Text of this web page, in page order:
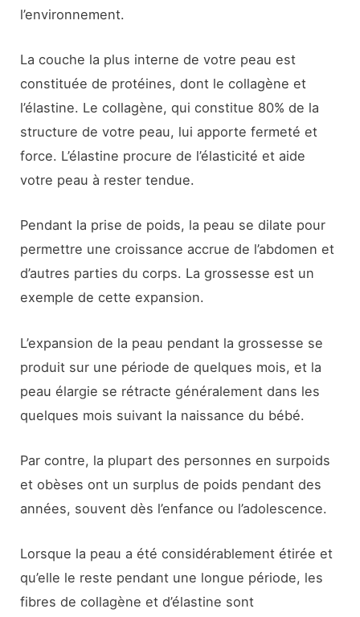
l’environnement.
La couche la plus interne de votre peau est
constituée de protéines, dont le collagène et
l’élastine. Le collagène, qui constitue 80% de la
structure de votre peau, lui apporte fermeté et
force. L’élastine procure de l’élasticité et aide
votre peau à rester tendue.
Pendant la prise de poids, la peau se dilate pour
permettre une croissance accrue de l’abdomen et
d’autres parties du corps. La grossesse est un
exemple de cette expansion.
L’expansion de la peau pendant la grossesse se
produit sur une période de quelques mois, et la
peau élargie se rétracte généralement dans les
quelques mois suivant la naissance du bébé.
Par contre, la plupart des personnes en surpoids
et obèses ont un surplus de poids pendant des
années, souvent dès l’enfance ou l’adolescence.
Lorsque la peau a été considérablement étirée et
qu’elle le reste pendant une longue période, les
fibres de collagène et d’élastine sont